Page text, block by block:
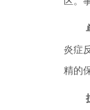
炎症
精的